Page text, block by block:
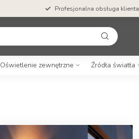
Profesjonalna obsługa klienta
Oświetlenie zewnętrzne Źródła światła